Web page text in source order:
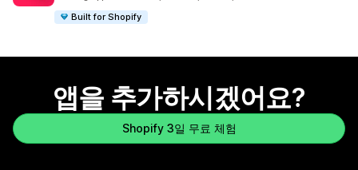
Built for Shopify
앱을 추가하시겠어요?
Shopify 3일 무료 체험